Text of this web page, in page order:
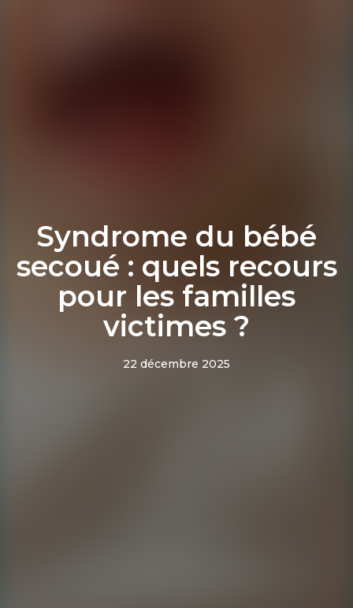
Syndrome du bébé
secoué : quels recours
pour les familles
victimes ?
22 décembre 2025